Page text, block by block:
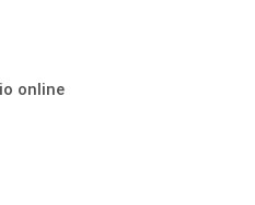
online